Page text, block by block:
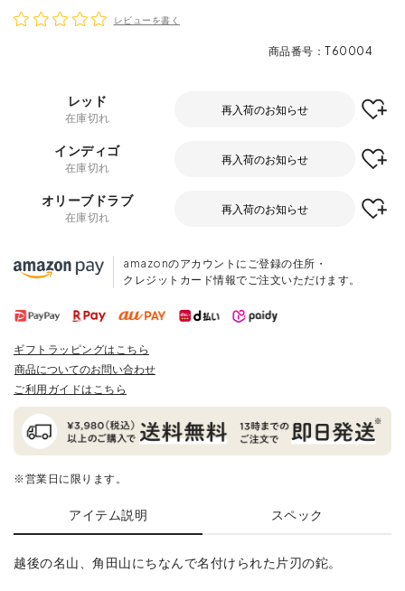
レビューを書く
商品番号 T60004
レッド
在庫切れ
再入荷のお知らせ
インディゴ
在庫切れ
再入荷のお知らせ
オリーブドラブ
在庫切れ
再入荷のお知らせ
amazonのアカウントにご登録の住所・
クレジットカード情報でご注文いただけます。
ギフトラッピングはこちら
商品についてのお問い合わせ
ご利用ガイドはこちら
※営業日に限ります。
アイテム説明 スペック
越後の名山、角田山にちなんで名付けられた片刃の鉈。